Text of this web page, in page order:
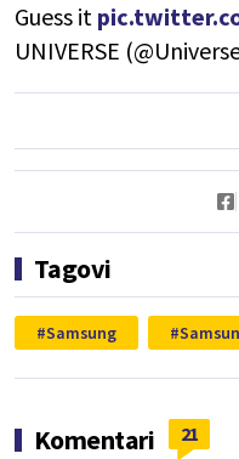
Guess it
UNIVERSE
Tagovi
Samsung
Komentari 21